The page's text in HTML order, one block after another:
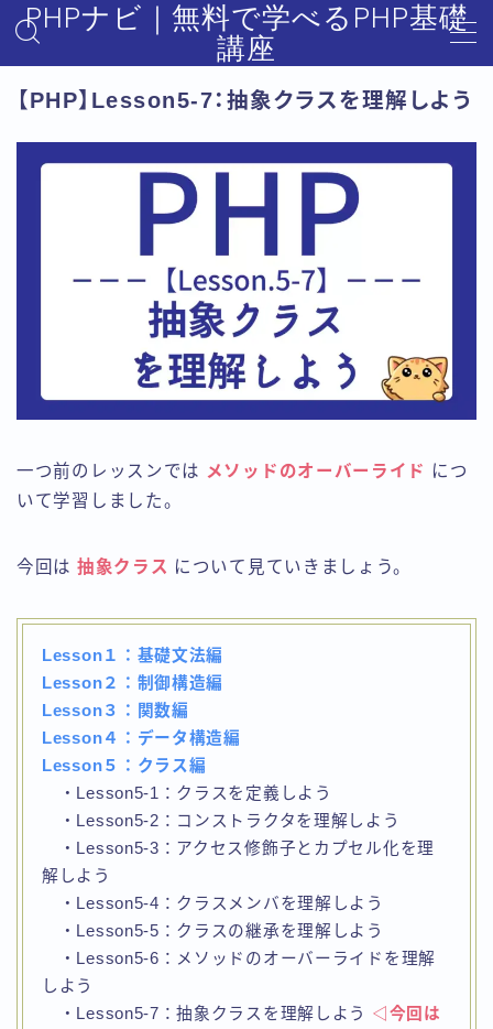
PHPナビ｜無料で学べるPHP基礎
講座
トップ
データ構造編
クラス編
問い合わせ
【PHP】Lesson5-7：抽象クラスを理解しよう
一つ前のレッスンでは メソッドのオーバーライド につ
いて学習しました。
今回は 抽象クラス について見ていきましょう。
Lesson１：基礎文法編
Lesson２：制御構造編
Lesson３：関数編
Lesson４：データ構造編
Lesson５： クラス編
・Lesson5-1：クラスを定義しよう
・Lesson5-2：コンストラクタを理解しよう
・Lesson5-3：アクセス修飾子とカプセル化を理
解しよう
・Lesson5-4：クラスメンバを理解しよう
・Lesson5-5：クラスの継承を理解しよう
・Lesson5-6：メソッドのオーバーライドを理解
しよう
・Lesson5-7：抽象クラスを理解しよう
◁今回は